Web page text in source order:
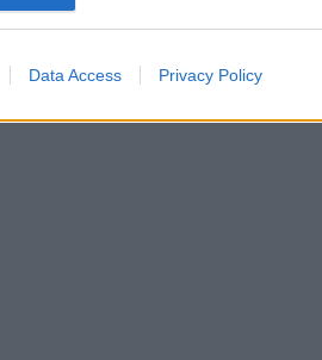
Data Access Privacy Policy